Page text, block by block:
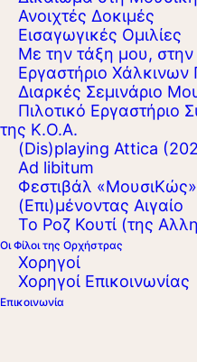
Ανοιχτές Δοκιμές
Εισαγωγικές Ομιλίες
Με την τάξη μου,
Εργαστήριo
Διαρκές Σεμινάριο
Πιλοτικό Εργαστήριο
της Κ.Ο.Α.
(Dis)playing Attica
Ad libitum
Φεστιβάλ «ΜουσιΚώς»
(Επι)μένοντας Αιγαίο
Το Ροζ Κουτί (της
Οι Φίλοι της Ορχήστρας
Χορηγοί
Χορηγοί Επικοινωνίας
Επικοινωνία
ΕΥΡΙΠΙΔΕΙΟ ΘΕΑΤΡΟ